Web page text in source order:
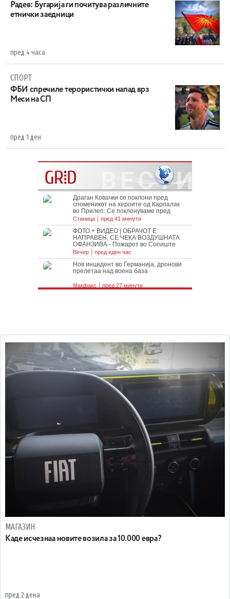
Радев: Бугарија ги почитува различните
етнички заедници
пред 4 часа
СПОРТ
ФБИ спречиле терористички напад врз
Меси на СП
пред 1 ден
МАГАЗИН
Каде исчезнаа новите возила за 10.000 евра?
пред 2 дена